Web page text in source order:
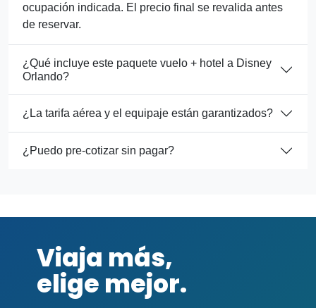
ocupación indicada. El precio final se revalida antes
de reservar.
¿Qué incluye este paquete vuelo + hotel a Disney
Orlando?
¿La tarifa aérea y el equipaje están garantizados?
¿Puedo pre-cotizar sin pagar?
Viaja más,
elige mejor.